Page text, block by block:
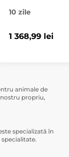
10 zile
1 368,99 lei
animale de
propriu,
specializată în